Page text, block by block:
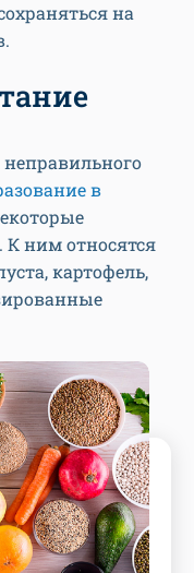
на
в
ним относятся
картофель,